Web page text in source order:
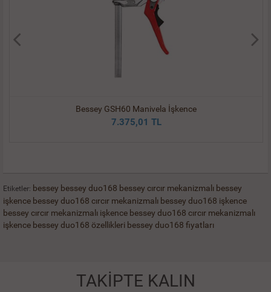
Bessey GSH60 Manivela İşkence
7.375,01 TL
Etiketler: bessey bessey duo168 bessey cırcır mekanizmalı bessey
işkence bessey duo168 cırcır mekanizmalı bessey duo168 işkence
bessey cırcır mekanizmalı işkence bessey duo168 cırcır mekanizmalı
işkence bessey duo168 özellikleri bessey duo168 fiyatları
TAKİPTE KALIN